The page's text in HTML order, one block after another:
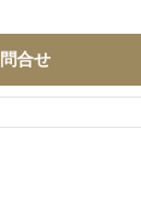
問合せ